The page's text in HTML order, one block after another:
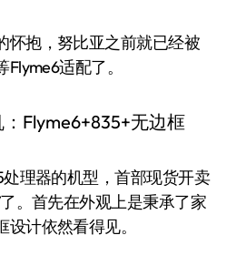
怀抱，努比亚之前就已经被
适配了。
理器的机型，首部现货开卖
。首先在外观上是秉承了家
计依然看得见。